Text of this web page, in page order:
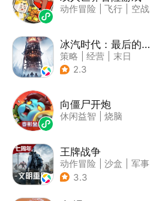
动作冒险 飞行 空战
冰汽时代：最后的家园
策略 经营
末日
| steam游戏
2.3
向僵尸开炮
休闲益智 烧脑
王牌战争
动作冒险 沙盒
军事
| 开放世界
3.3